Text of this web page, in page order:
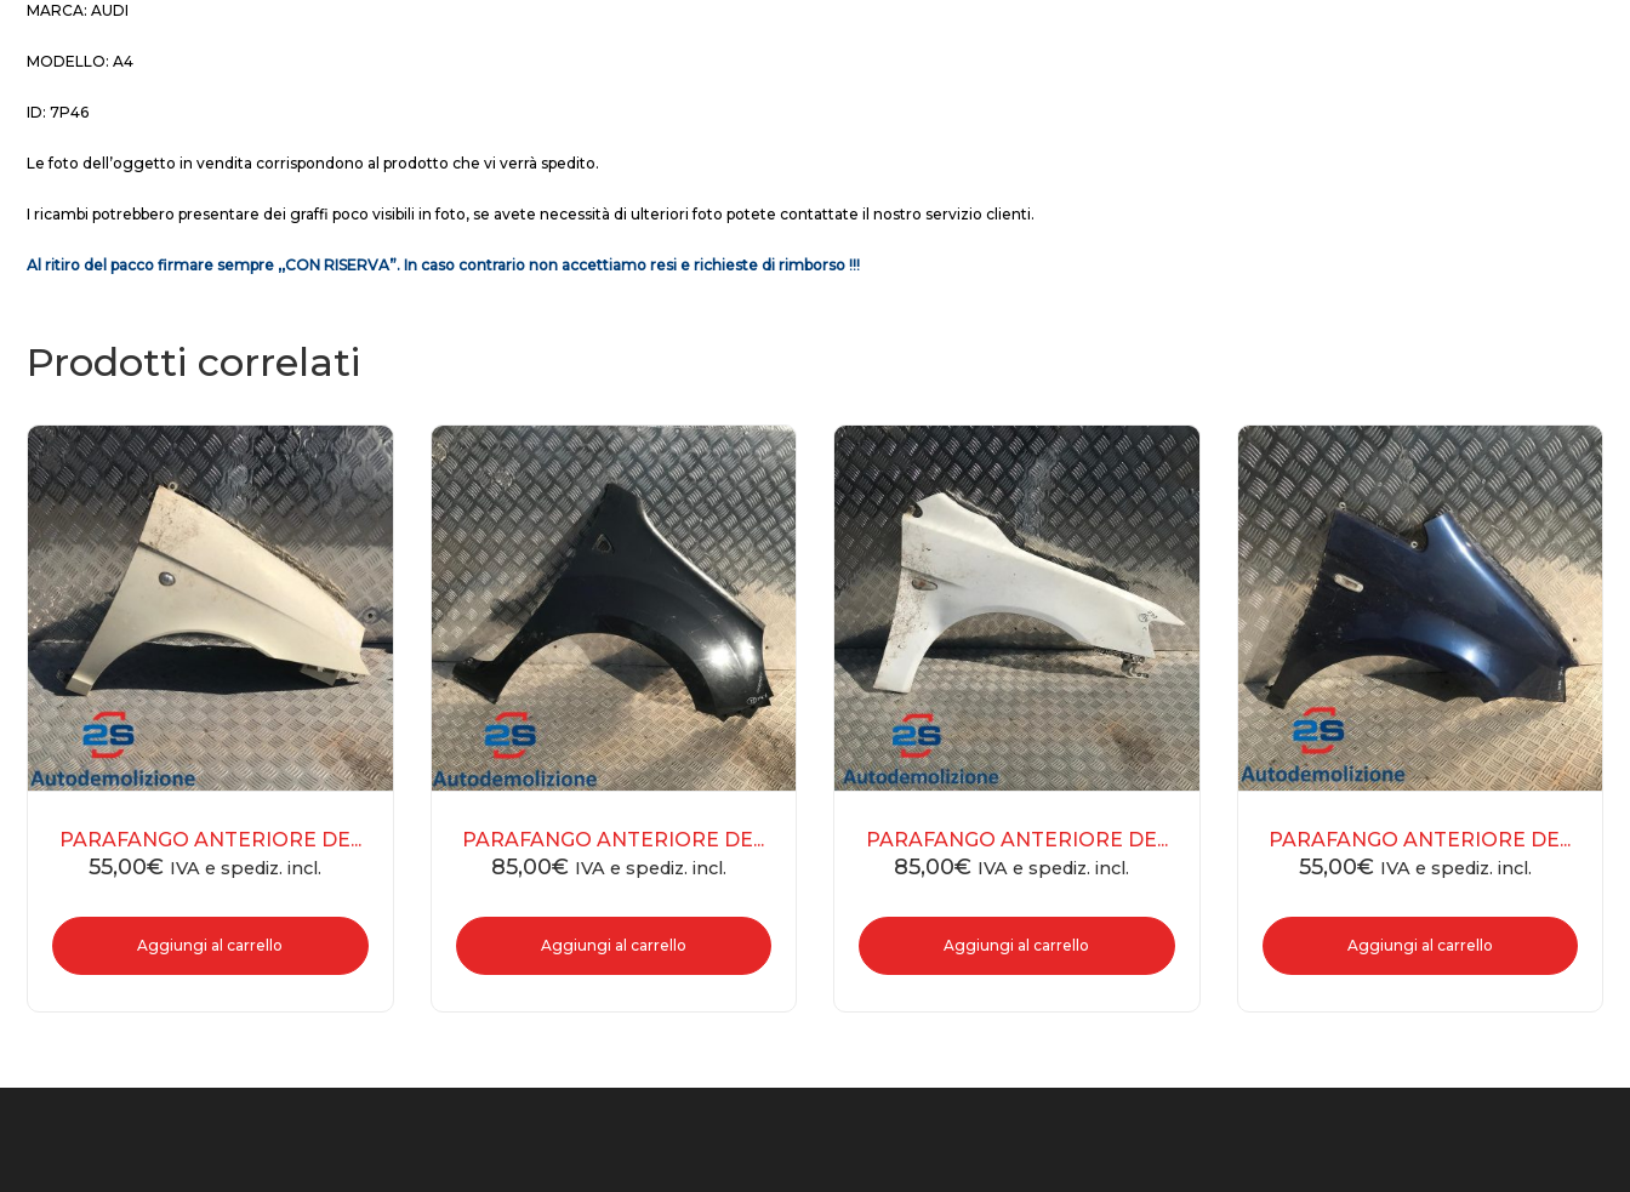
MARCA: AUDI
MODELLO: A4
ID: 7P46
Le foto dell’oggetto in vendita corrispondono al prodotto che vi verrà spedito.
I ricambi potrebbero presentare dei graffi poco visibili in foto, se avete necessità di ulteriori foto potete contattate il nostro servizio clienti.
Al ritiro del pacco firmare sempre ,,CON RISERVA”. In caso contrario non accettiamo resi e richieste di rimborso !!!
Prodotti correlati
PARAFANGO ANTERIORE DE...
55,00€ IVA e spediz. incl.
Aggiungi al carrello
PARAFANGO ANTERIORE DE...
85,00€ IVA e spediz. incl.
Aggiungi al carrello
PARAFANGO ANTERIORE DE...
85,00€ IVA e spediz. incl.
Aggiungi al carrello
PARAFANGO ANTERIORE DE...
55,00€ IVA e spediz. incl.
Aggiungi al carrello